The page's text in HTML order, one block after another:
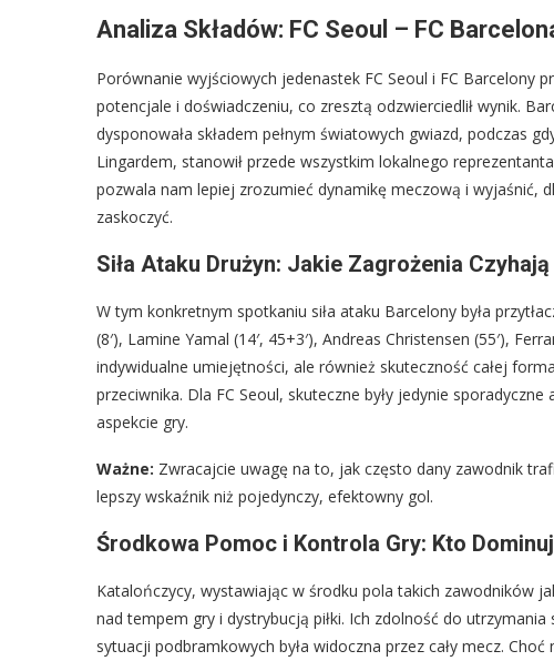
Analiza Składów: FC Seoul – FC
Porównanie wyjściowych jedenastek FC Seoul i FC Barcelony
potencjale i doświadczeniu, co zresztą odzwierciedlił wynik.
dysponowała składem pełnym światowych gwiazd, podczas
Lingardem, stanowił przede wszystkim lokalnego
pozwala nam lepiej zrozumieć dynamikę meczową i wyjaśnić,
zaskoczyć.
Siła Ataku Drużyn: Jakie Zagrożenia
W tym konkretnym spotkaniu siła ataku Barcelony była
(8′), Lamine Yamal (14′, 45+3′), Andreas Christensen (55′),
indywidualne umiejętności, ale również skuteczność całej
przeciwnika. Dla FC Seoul, skuteczne były jedynie
aspekcie gry.
Ważne: Zwracajcie uwagę na to, jak często dany zawodnik
lepszy wskaźnik niż pojedynczy, efektowny gol.
Środkowa Pomoc i Kontrola Gry: Kto
Katalończycy, wystawiając w środku pola takich zawodników
nad tempem gry i dystrybucją piłki. Ich zdolność do
sytuacji podbramkowych była widoczna przez cały mecz.